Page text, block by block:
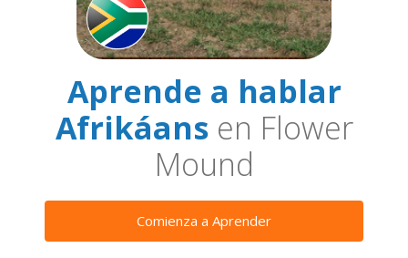
Aprende a hablar
Afrikáansen Flower
Mound
Comienza a Aprender